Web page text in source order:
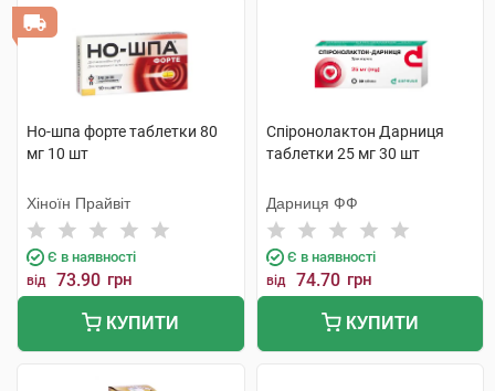
Но-шпа форте таблетки 80
мг 10 шт
Хіноїн Прайвіт
Є в наявності
від 73.90 грн
КУПИТИ
Спіронолактон Дарниця
таблетки 25 мг 30 шт
Дарниця ФФ
Є в наявності
від 74.70 грн
КУПИТИ